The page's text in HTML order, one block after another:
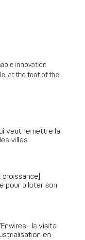
innovation
at the foot of the
veut remettre la
villes
pour piloter son
: la visite
en